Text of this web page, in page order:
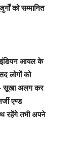
को सम्मानित
इंडियन आयल के
लोगों को
सूखा अलग कर
एण्ड
रहेंगे तभी अपने